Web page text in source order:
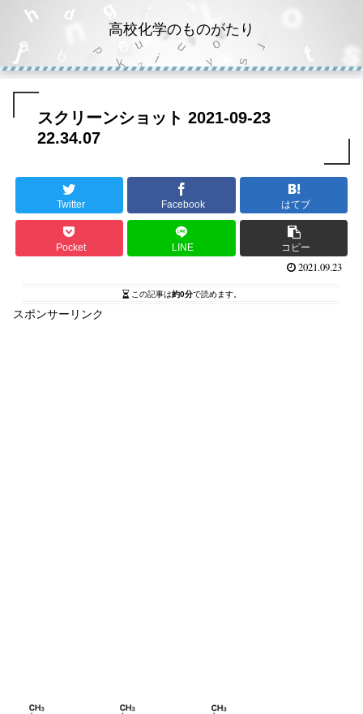
高校化学のものがたり
スクリーンショット 2021-09-23
22.34.07
Twitter Facebook はてブ
Pocket LINE コピー
2021.09.23
この記事は約0分で読めます。
スポンサーリンク